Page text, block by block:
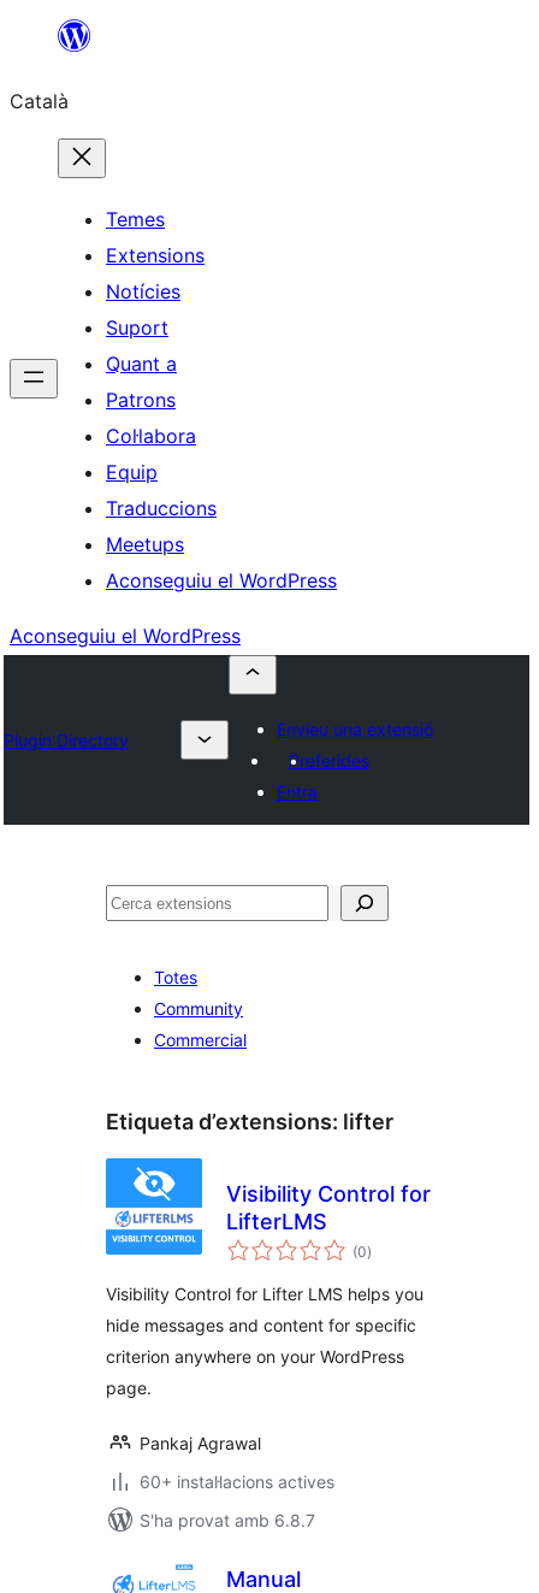
contingut
Català
Temes
Extensions
Notícies
Suport
Quant a
Patrons
Col·labora
Equip
Traduccions
Meetups
Aconseguiu el WordPress
Aconseguiu el WordPress
Plugin Directory
Envieu una extensió
Preferides
Entra
Cerca
Totes
Community
Commercial
Etiqueta d’extensions: lifter
Visibility Control for
LifterLMS
(0puntuacions
totals
)
Visibility Control for Lifter LMS helps you
hide messages and content for specific
criterion anywhere on your WordPress
page.
Pankaj Agrawal
60+ instal·lacions actives
S'ha provat amb 6.8.7
Manual